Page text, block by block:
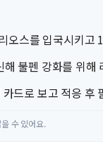
오스를 입국시키고
불펜 강화를 위
드로 보고 적응 후
수 있어요.